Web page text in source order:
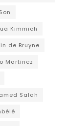
Kimmich
de Bruyne
Martinez
Salah